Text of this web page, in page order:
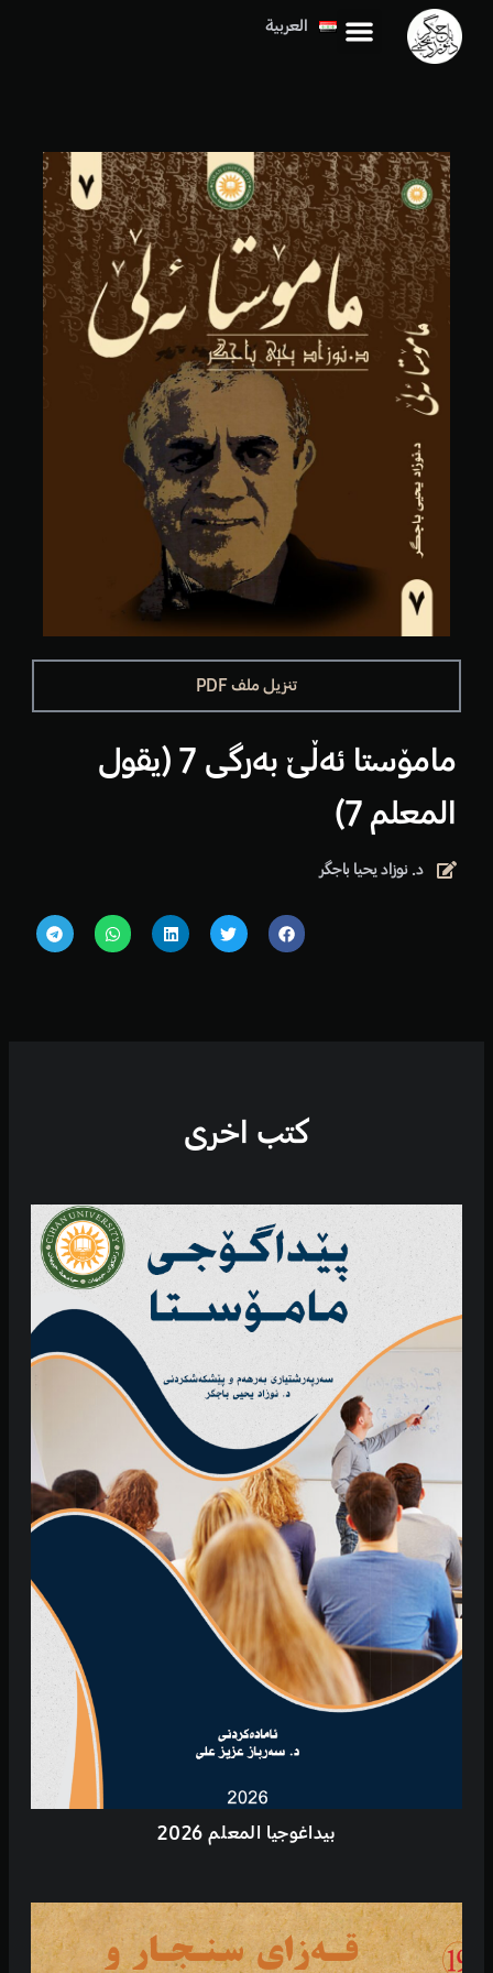
العربيةکوردی
تنزيل ملف PDF
مامۆستا ئەڵێ بەرگی 7 (یقول
المعلم 7)
د. نوزاد يحيا باجگر
كتب اخرى
بيداغوجيا المعلم 2026